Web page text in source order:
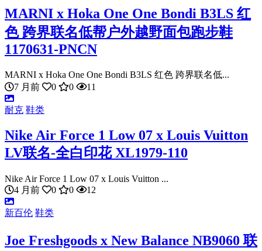
MARNI x Hoka One One Bondi B3LS 红
色 跨界联名低帮户外越野面包跑步鞋
1170631-PNCN
MARNI x Hoka One One Bondi B3LS 红色 跨界联名低...
7 月前
0 0 11
耐克 鞋类
Nike Air Force 1 Low 07 x Louis Vuitton
LV联名-全白印花 XL1979-110
Nike Air Force 1 Low 07 x Louis Vuitton ...
4 月前
0 0 12
新百伦 鞋类
Joe Freshgoods x New Balance NB9060 联